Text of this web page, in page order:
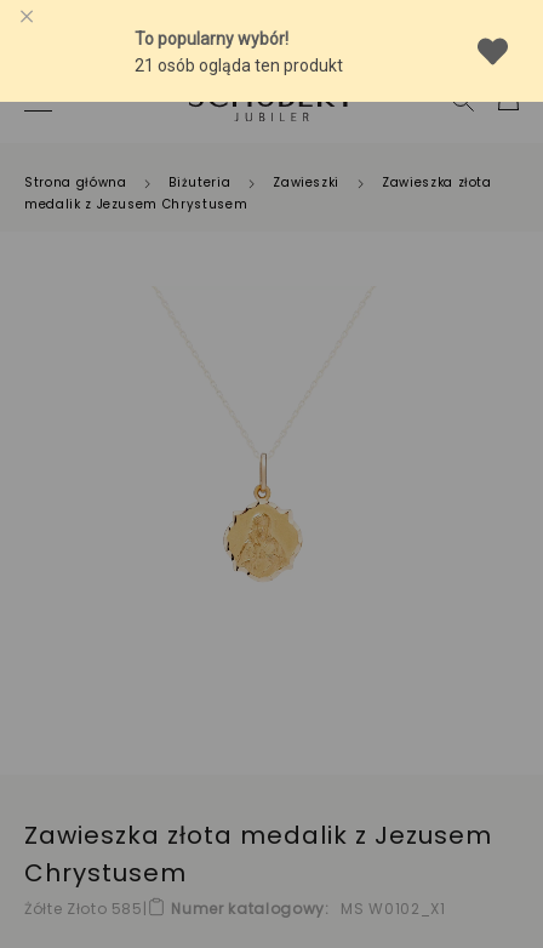
Strona główna Biżuteria Zawieszki
Zawieszka złota
medalik z Jezusem Chrystusem
Zawieszka złota medalik z Jezusem
Chrystusem
Żółte Złoto 585| Numer katalogowy MS W0102_X1